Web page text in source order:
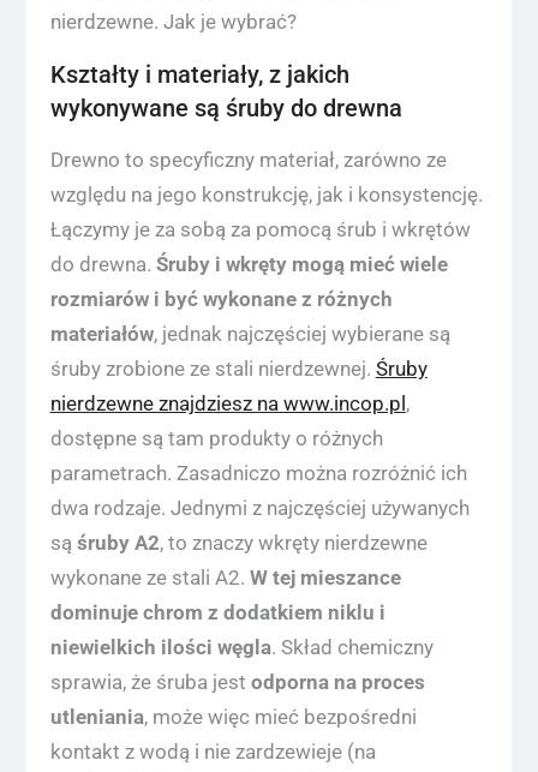
nierdzewne. Jak je wybrać?
Kształty i materiały, z jakich
wykonywane są śruby do drewna
Drewno to specyficzny materiał, zarówno ze
względu na jego konstrukcję, jak i konsystencję.
Łączymy je za sobą za pomocą śrub i wkrętów
do drewna. Śruby i wkręty mogą mieć wiele
rozmiarów i być wykonane z różnych
materiałów, jednak najczęściej wybierane są
śruby zrobione ze stali nierdzewnej. Śruby
nierdzewne znajdziesz na www.incop.pl,
dostępne są tam produkty o różnych
parametrach. Zasadniczo można rozróżnić ich
dwa rodzaje. Jednymi z najczęściej używanych
są śruby A2, to znaczy wkręty nierdzewne
wykonane ze stali A2. W tej mieszance
dominuje chrom z dodatkiem niklu i
niewielkich ilości węgla. Skład chemiczny
sprawia, że śruba jest odporna na proces
utleniania, może więc mieć bezpośredni
kontakt z wodą i nie zardzewieje (na